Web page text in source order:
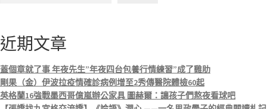
近期文章
蓋個章就了事 年夜先生”年夜四台包養行情練習”成了雞肋
剛果（金）伊波拉疫情確診病例增至2秀傳醫院體檢60起
英格蘭16強戰墨西哥億嵐辦公家具 圖赫爾：讓孩子們熬夜看球吧